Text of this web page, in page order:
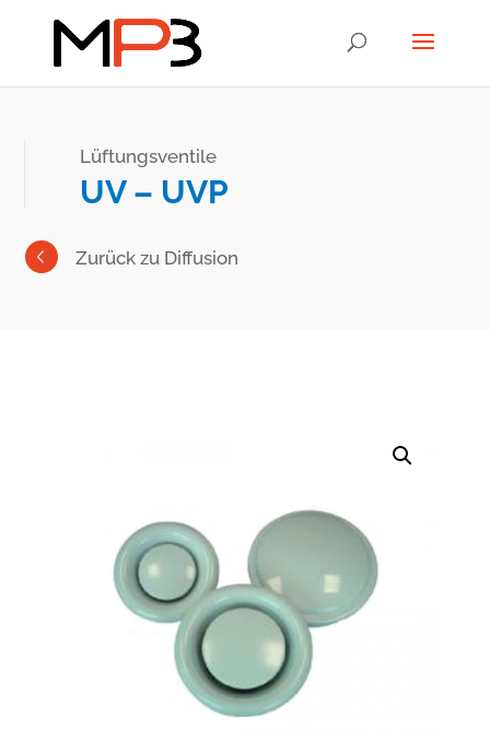
Lüftungsventile
UV – UVP
Zurück zu Diffusion